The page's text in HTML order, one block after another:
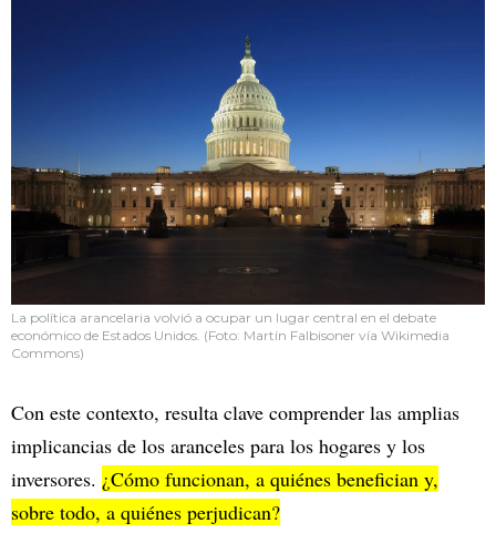
La política arancelaria volvió a ocupar un lugar central en el debate
económico de Estados Unidos. (Foto: Martín Falbisoner vía Wikimedia
Commons)
Con este contexto, resulta clave comprender las amplias
implicancias de los aranceles para los hogares y los
inversores. ¿Cómo funcionan, a quiénes benefician y,
sobre todo, a quiénes perjudican?